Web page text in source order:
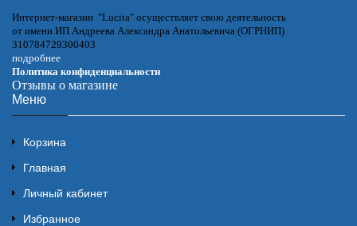
Интернет-магазин "Lucita" осуществляет свою деятельность
от имени ИП Андреева Александра Анатольевича (ОГРНИП)
310784729300403
подробнее
Политика конфиденциальности
Отзывы о магазине
Меню
Корзина
Главная
Личный кабинет
Избранное